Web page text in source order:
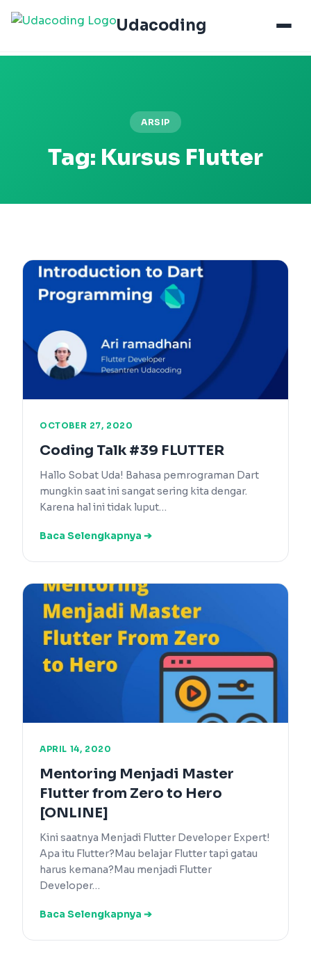
Udacoding
ARSIP
Tag: Kursus Flutter
OCTOBER 27, 2020
Coding Talk #39 FLUTTER
Hallo Sobat Uda! Bahasa pemrograman Dart
mungkin saat ini sangat sering kita dengar.
Karena hal ini tidak luput…
Baca Selengkapnya ➔
APRIL 14, 2020
Mentoring Menjadi Master
Flutter from Zero to Hero
[ONLINE]
Kini saatnya Menjadi Flutter Developer Expert!
Apa itu Flutter?Mau belajar Flutter tapi gatau
harus kemana?Mau menjadi Flutter
Developer…
Baca Selengkapnya ➔